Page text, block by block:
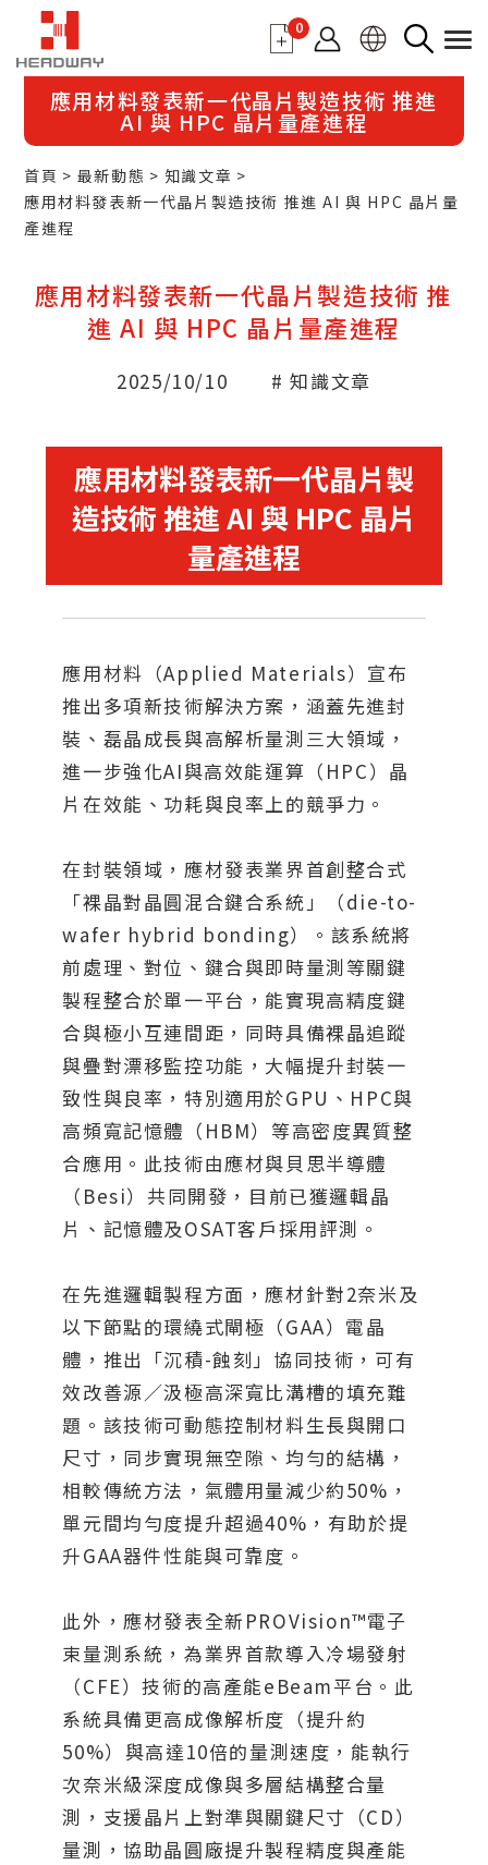
0
應用材料發表新一代晶片製造技術 推進
AI 與 HPC 晶片量產進程
首頁 最新動態
知識文章
應用材料發表新一代晶片製造技術 推進 AI 與 HPC 晶片量
產進程
應用材料發表新一代晶片製造技術 推
進 AI 與 HPC 晶片量產進程
2025/10/10 # 知識文章
應用材料發表新一代晶片製
造技術 推進 AI 與 HPC 晶片
量產進程
應用材料（Applied Materials）宣布
推出多項新技術解決方案，涵蓋先進封
裝、磊晶成長與高解析量測三大領域，
進一步強化AI與高效能運算（HPC）晶
片在效能、功耗與良率上的競爭力。
在封裝領域，應材發表業界首創整合式
「裸晶對晶圓混合鍵合系統」（die-to-
wafer hybrid bonding）。該系統將
前處理、對位、鍵合與即時量測等關鍵
製程整合於單一平台，能實現高精度鍵
合與極小互連間距，同時具備裸晶追蹤
與疊對漂移監控功能，大幅提升封裝一
致性與良率，特別適用於GPU、HPC與
高頻寬記憶體（HBM）等高密度異質整
合應用。此技術由應材與貝思半導體
（Besi）共同開發，目前已獲邏輯晶
片、記憶體及OSAT客戶採用評測。
在先進邏輯製程方面，應材針對2奈米及
以下節點的環繞式閘極（GAA）電晶
體，推出「沉積-蝕刻」協同技術，可有
效改善源／汲極高深寬比溝槽的填充難
題。該技術可動態控制材料生長與開口
尺寸，同步實現無空隙、均勻的結構，
相較傳統方法，氣體用量減少約50%，
單元間均勻度提升超過40%，有助於提
升GAA器件性能與可靠度。
此外，應材發表全新PROVision™電子
束量測系統，為業界首款導入冷場發射
（CFE）技術的高產能eBeam平台。此
系統具備更高成像解析度（提升約
50%）與高達10倍的量測速度，能執行
次奈米級深度成像與多層結構整合量
測，支援晶片上對準與關鍵尺寸（CD）
量測，協助晶圓廠提升製程精度與產能